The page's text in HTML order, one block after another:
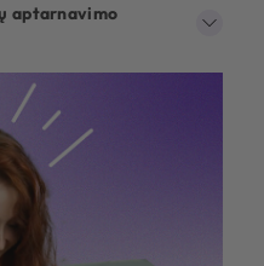
aptarnavimo